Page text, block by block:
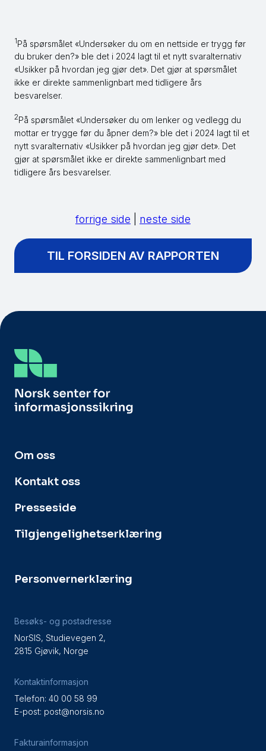
1På spørsmålet «Undersøker du om en nettside er trygg før
du bruker den?» ble det i 2024 lagt til et nytt svaralternativ
«Usikker på hvordan jeg gjør det». Det gjør at spørsmålet
ikke er direkte sammenlignbart med tidligere års
besvarelser.
2På spørsmålet «Undersøker du om lenker og vedlegg du
mottar er trygge før du åpner dem?» ble det i 2024 lagt til et
nytt svaralternativ «Usikker på hvordan jeg gjør det». Det
gjør at spørsmålet ikke er direkte sammenlignbart med
tidligere års besvarelser.
forrige side neste side
TIL FORSIDEN AV RAPPORTEN
Om oss
Kontakt oss
Presseside
Tilgjengelighetserklæring
Personvernerklæring
Besøks- og postadresse
NorSIS, Studievegen 2,
2815 Gjøvik, Norge
Kontaktinformasjon
Telefon: 40 00 58 99
E-post: post@norsis.no
Fakturainformasjon